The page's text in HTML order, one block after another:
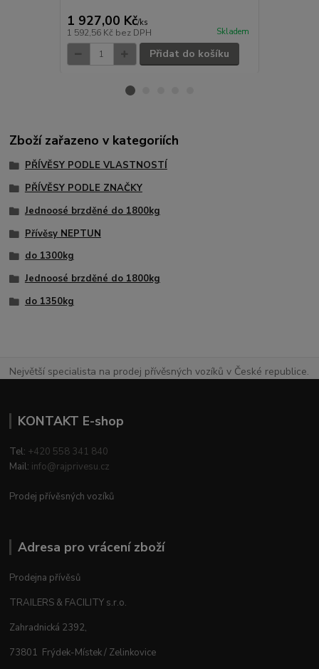
1 927,00 Kč/ks
1 592,56 Kč bez DPH Skladem
Přidat do košíku
Zboží zařazeno v kategoriích
PŘÍVĚSY PODLE VLASTNOSTÍ
PŘÍVĚSY PODLE ZNAČKY
Jednoosé brzděné do 1800kg
Přívěsy NEPTUN
do 1300kg
Jednoosé brzděné do 1800kg
do 1350kg
Největší specialista na prodej přívěsných vozíků v České republice.
KONTAKT E-shop
Tel: +420 558 341 840
Mail: info@rajprivesu.cz
Prodej přívěsných vozíků
Adresa pro vrácení zboží
Prodejna přívěsů
TRAILERS & FACILITY s.r.o.
Zahradnická 2392,
73801 Frýdek-Místek / Zelinkovice